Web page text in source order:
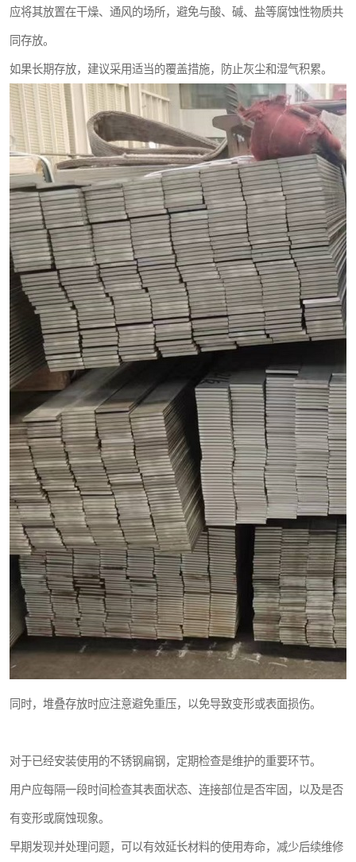
应将其放置在干燥、通风的场所，避免与酸、碱、盐等腐蚀性物质共
同存放。
如果长期存放，建议采用适当的覆盖措施，防止灰尘和湿气积累。
同时，堆叠存放时应注意避免重压，以免导致变形或表面损伤。
对于已经安装使用的不锈钢扁钢，定期检查是维护的重要环节。
用户应每隔一段时间检查其表面状态、连接部位是否牢固，以及是否
有变形或腐蚀现象。
早期发现并处理问题，可以有效延长材料的使用寿命，减少后续维修